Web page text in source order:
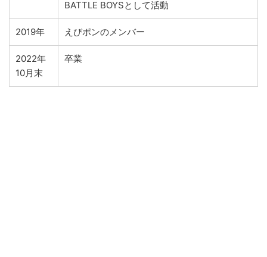
BATTLE BOYSとして活動
2019年 えびポンのメンバー
2022年
10月末
卒業